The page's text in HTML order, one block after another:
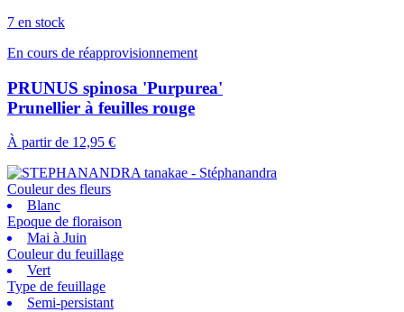
7 en stock
En cours de réapprovisionnement
PRUNUS spinosa 'Purpurea'
Prunellier à feuilles rouge
À partir de 12,95 €
Couleur des fleurs
Blanc
Epoque de floraison
Mai à Juin
Couleur du feuillage
Vert
Type de feuillage
Semi-persistant